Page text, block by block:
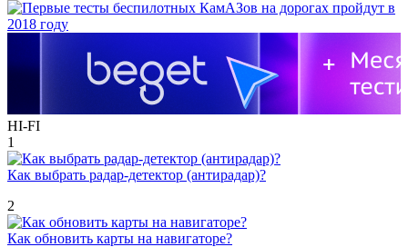
HI-FI
1
Как выбрать радар-детектор (антирадар)?
2
Как обновить карты на навигаторе?